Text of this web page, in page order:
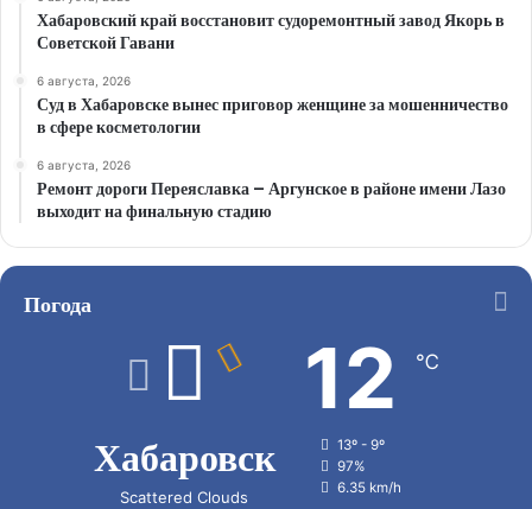
Хабаровский край восстановит судоремонтный завод Якорь в
Советской Гавани
6 августа, 2026
Суд в Хабаровске вынес приговор женщине за мошенничество
в сфере косметологии
6 августа, 2026
Ремонт дороги Переяславка – Аргунское в районе имени Лазо
выходит на финальную стадию
Погода
Хабаровск
Scattered Clouds
12 ℃
13º - 9º
97%
6.35 km/h